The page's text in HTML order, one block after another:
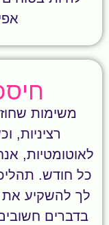
משימות
רציניות,
לאוטומטיות,
כל חודש.
לך להשקיע את
בדברים